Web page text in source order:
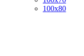
100х80